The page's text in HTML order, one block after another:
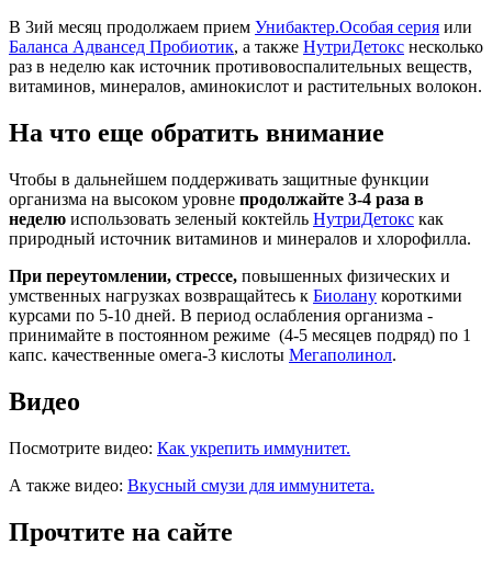
В 3ий месяц продолжаем прием Унибактер.Особая серия или
Баланса Адвансед Пробиотик, а также НутриДетокс несколько
раз в неделю как источник противовоспалительных веществ,
витаминов, минералов, аминокислот и растительных волокон.
На что еще обратить внимание
Чтобы в дальнейшем поддерживать защитные функции
организма на высоком уровне продолжайте 3-4 раза в
неделю использовать зеленый коктейль НутриДетокс как
природный источник витаминов и минералов и хлорофилла.
При переутомлении, стрессе, повышенных физических и
умственных нагрузках возвращайтесь к Биолану короткими
курсами по 5-10 дней. В период ослабления организма -
принимайте в постоянном режиме (4-5 месяцев подряд) по 1
капс. качественные омега-3 кислоты Мегаполинол.
Видео
Посмотрите видео: Как укрепить иммунитет.
А также видео: Вкусный смузи для иммунитета.
Прочтите на сайте